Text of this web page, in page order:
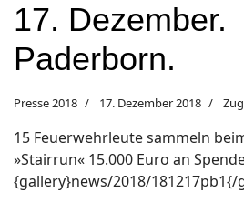
17. Dezember.
Paderborn.
Presse 2018 17. Dezember 2018
15 Feuerwehrleute sammeln
»Stairrun« 15.000 Euro an
{gallery}news/2018/181217pb1{/